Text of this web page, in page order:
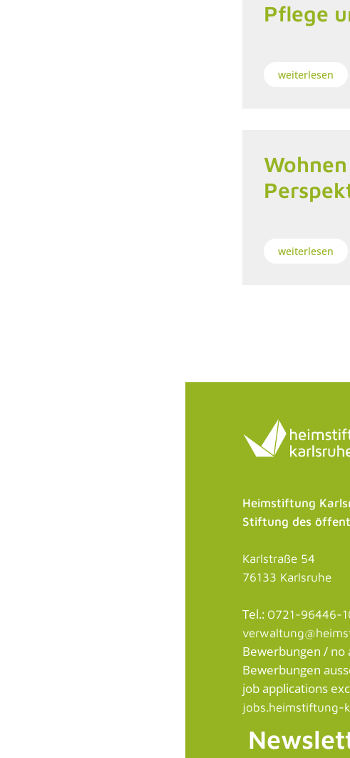
Pflege
weiterlesen
weiterlesen
Heimstiftung
Stiftung des
Karlstraße 54
76133 Karlsruhe
Tel.: 0721-96446-
Bewerbungen / no
Bewerbungen
job applications
jobs.heimstiftung-